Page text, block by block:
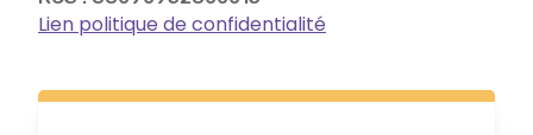
Lien politique de confidentialité